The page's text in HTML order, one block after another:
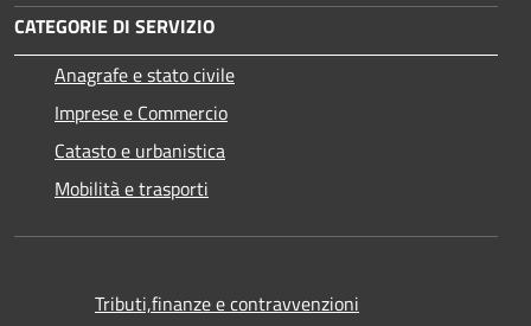
CATEGORIE DI SERVIZIO
Anagrafe e stato civile
Imprese e Commercio
Catasto e urbanistica
Mobilità e trasporti
Tributi,finanze e contravvenzioni